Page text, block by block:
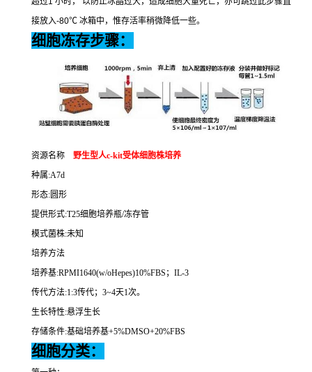
接放入-80℃ 冰箱中，惟存活率稍微降低一些。
细胞冻存步骤：
资源名称 野生型人c-kit受体细胞株培养
种属:A7d
形态:圆形
提供形式:T25细胞培养瓶/冻存管
模式菌株:未知
培养方法
培养基:RPMI1640(w/oHepes)10%FBS ； IL-3
传代方法:1:3传代； 3~4天1次。
生长特性:悬浮生长
存储条件:基础培养基+5%DMSO+20%FBS
细胞分类：